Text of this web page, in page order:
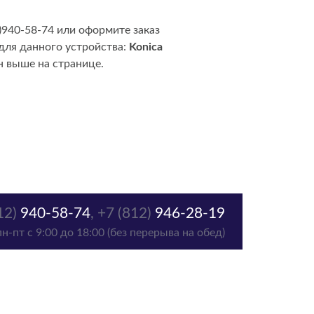
58-74 или оформите заказ
данного устройства: Konica
выше на странице.
940-58-74, +7 (812) 946-28-19
пт с 9:00 до 18:00 (без перерыва на обед)